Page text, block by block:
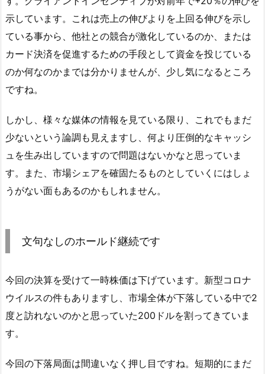
示しています。これは売上の伸びよりを上回る伸びを示し
ている事から、他社との競合が激化しているのか、または
カード決済を促進するための手段として資金を投じている
のか何なのかまでは分かりませんが、少し気になるところ
ですね。
しかし、様々な媒体の情報を見ている限り、これでもまだ
少ないという論調も見えますし、何より圧倒的なキャッシ
ュを生み出していますので問題はないかなと思っていま
す。また、市場シェアを確固たるものとしていくにはしょ
うがない面もあるのかもしれません。
文句なしのホールド継続です
今回の決算を受けて一時株価は下げています。新型コロナ
ウイルスの件もありますし、市場全体が下落している中で2
度と訪れないのかと思っていた200ドルを割ってきていま
す。
今回の下落局面は間違いなく押し目ですね。短期的にまだ